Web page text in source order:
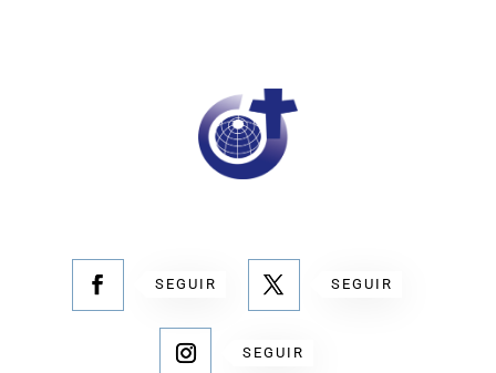
SEGUIR SEGUIR
SEGUIR